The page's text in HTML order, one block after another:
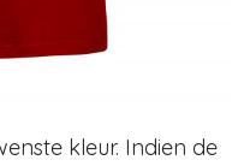
kleur. Indien de